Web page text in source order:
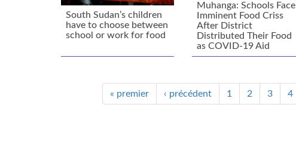
South Sudan’s children
have to choose between
school or work for food
Muhanga: Schools Face
Imminent Food Criss
After District
Distributed Their Food
as COVID-19 Aid
« premier ‹ précédent 1 2 3 4